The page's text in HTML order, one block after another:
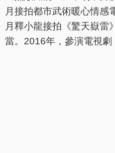
月接拍都市武術暖心情感
月釋小龍接拍《驚天嶽雷
當。2016年，參演電視劇